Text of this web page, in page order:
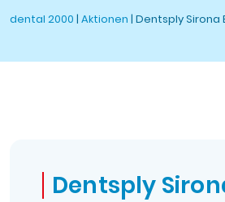
dental 2000 | Aktionen | Dentsply Sirona
Dentsply